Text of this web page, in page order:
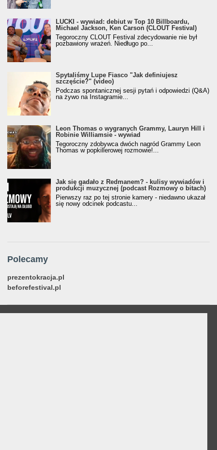
LUCKI - wywiad: debiut w Top 10 Billboardu,
Michael Jackson, Ken Carson (CLOUT Festival)
Tegoroczny CLOUT Festival zdecydowanie nie był
pozbawiony wrażeń. Niedługo po...
Spytaliśmy Lupe Fiasco "Jak definiujesz
szczęście?" (video)
Podczas spontanicznej sesji pytań i odpowiedzi (Q&A)
na żywo na Instagramie...
Leon Thomas o wygranych Grammy, Lauryn Hill i
Robinie Williamsie - wywiad
Tegoroczny zdobywca dwóch nagród Grammy Leon
Thomas w popkillerowej rozmowie!...
Jak się gadało z Redmanem? - kulisy wywiadów i
produkcji muzycznej (podcast Rozmowy o bitach)
Pierwszy raz po tej stronie kamery - niedawno ukazał
się nowy odcinek podcastu...
Polecamy
prezentokracja.pl
beforefestival.pl